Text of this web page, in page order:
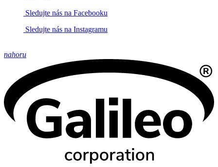
Sledujte nás na Facebooku
Sledujte nás na Instagramu
nahoru